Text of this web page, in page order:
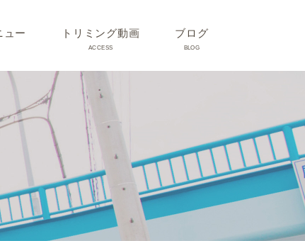
ュー
動物の病気
トリミング動画
ACCESS
ブログ
BLOG
うさぎ、ハムスター、小鳥、
モルモットなどについて
トリミング事例集
ホリスティック医療